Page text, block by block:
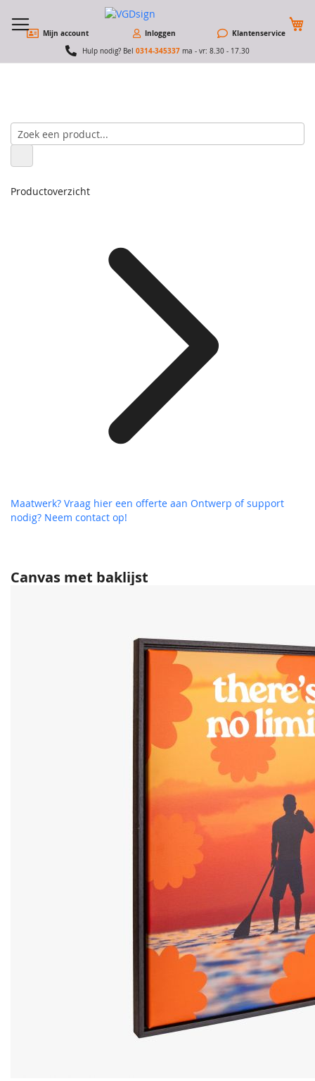
Mijn account Inloggen Klantenservice
Hulp nodig? Bel 0314-345337 ma - vr: 8.30 - 17.30
Canvas met baklijst
Productoverzicht
Maatwerk? Vraag hier een offerte aan Ontwerp of support
nodig? Neem contact op!